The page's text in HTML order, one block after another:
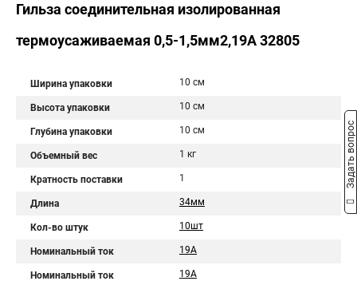
Гильза соединительная изолированная
термоусаживаемая 0,5-1,5мм2,19A 32805
Ширина упаковки 10 см
Высота упаковки 10 см
Глубина упаковки 10 см
Объемный вес 1 кг
Кратность поставки 1
Длина 34мм
Кол-во штук 10шт
Номинальный ток 19А
Номинальный ток 19A
Задать вопрос